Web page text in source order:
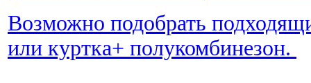
Возможно подобрать
или куртка+ полукомбинезон.